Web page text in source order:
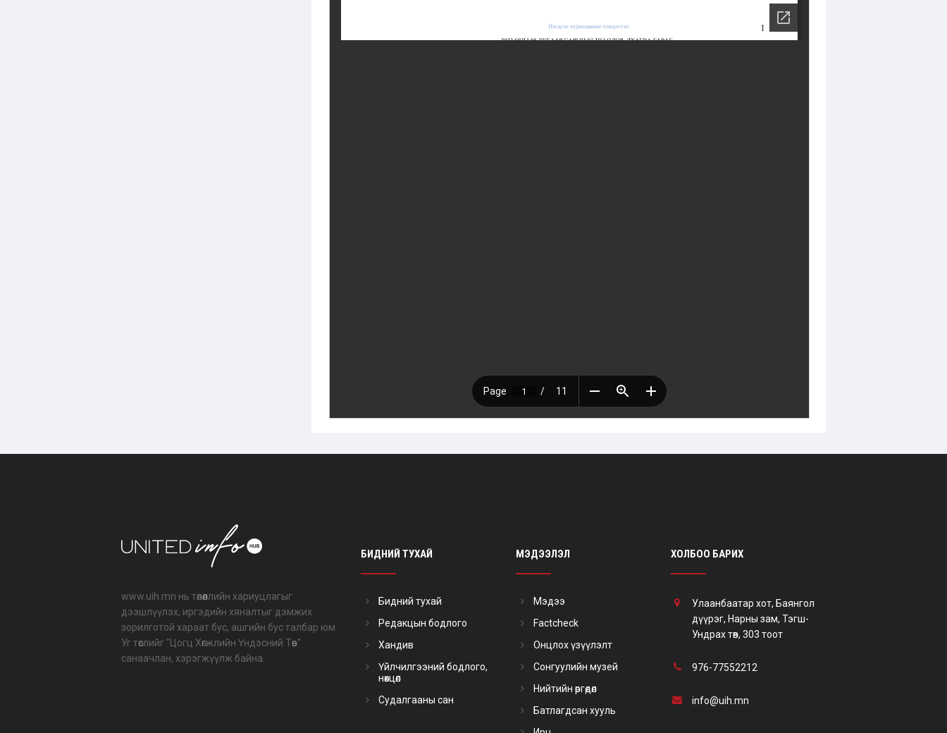
www.uih.mn нь төлөөллийн хариуцлагыг
дээшлүүлэх, иргэдийн хяналтыг дэмжих
зорилготой хараат бус, ашгийн бус талбар юм.
Уг төслийг "Цогц Хөгжлийн Үндэсний Төв"
санаачлан, хэрэгжүүлж байна.
БИДНИЙ ТУХАЙ
Бидний тухай
Редакцын бодлого
Хандив
Үйлчилгээний бодлого,
нөхцөл
Судалгааны сан
МЭДЭЭЛЭЛ
Мэдээ
Factcheck
Онцлох үзүүлэлт
Сонгуулийн музей
Нийтийн өргөдөл
Батлагдсан хууль
ХОЛБОО БАРИХ
Улаанбаатар хот, Баянгол
дүүрэг, Нарны зам, Тэгш-
Ундрах төв, 303 тоот
976-77552212
info@uih.mn